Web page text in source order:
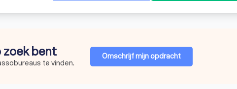
zoek bent
te vinden.
Omschrijf mijn opdracht